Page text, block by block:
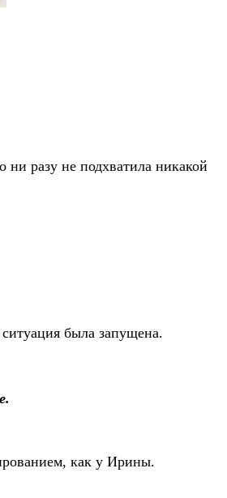
ни разу не подхватила никакой
была запущена.
как у Ирины.